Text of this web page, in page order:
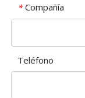
* Compañía
Teléfono